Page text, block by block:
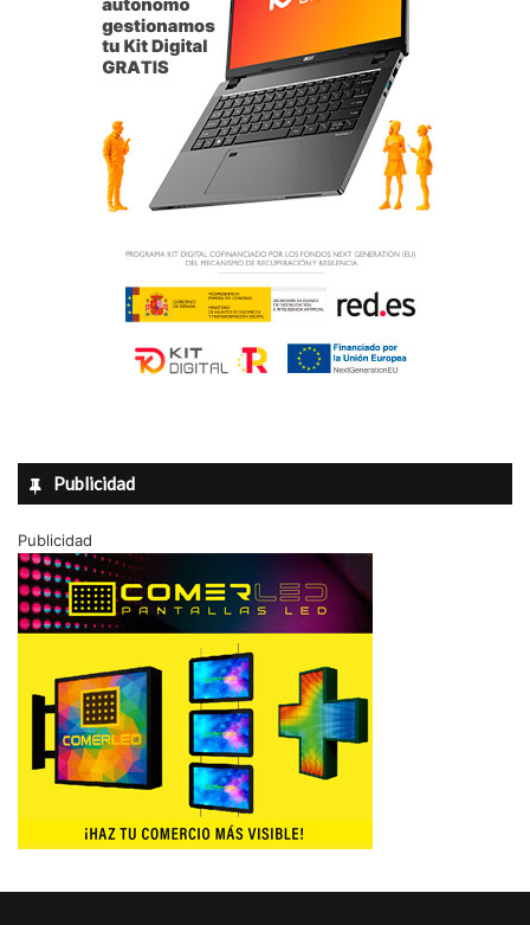
Publicidad
Publicidad